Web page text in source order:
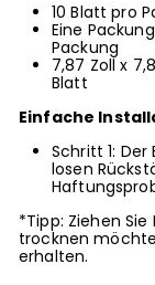
10 Blatt pro
Eine
Packung
7,87 Zoll x
Blatt
Einfache
Schritt 1:
losen
*Tipp: Ziehen
trocknen
erhalten.